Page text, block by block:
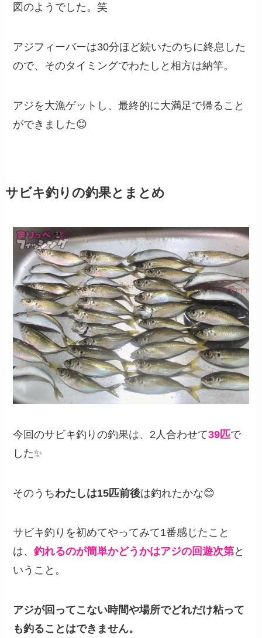
図のようでした。笑
アジフィーバーは30分ほど続いたのちに終息した
ので、そのタイミングでわたしと相方は納竿。
アジを大漁ゲットし、最終的に大満足で帰ること
ができました😊
サビキ釣りの釣果とまとめ
今回のサビキ釣りの釣果は、2人合わせて39匹で
した✨
そのうちわたしは15匹前後は釣れたかな😊
サビキ釣りを初めてやってみて1番感じたこと
は、釣れるのが簡単かどうかはアジの回遊次第と
いうこと。
アジが回ってこない時間や場所でどれだけ粘って
も釣ることはできません。